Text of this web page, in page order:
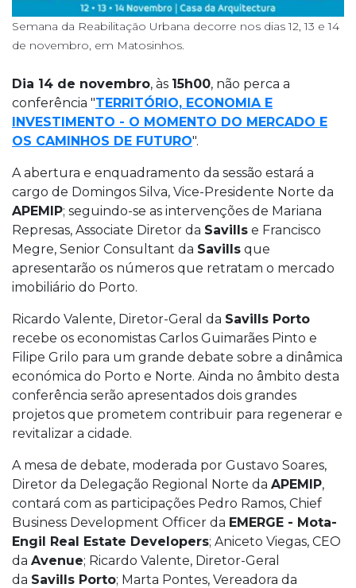
Semana da Reabilitação Urbana decorre nos dias 12, 13 e 14
de novembro, em Matosinhos.
Dia 14 de novembro, às 15h00, não perca a
conferência "TERRITÓRIO, ECONOMIA E
INVESTIMENTO - O MOMENTO DO MERCADO E
OS CAMINHOS DE FUTURO".
A abertura e enquadramento da sessão estará a
cargo de Domingos Silva, Vice-Presidente Norte da
APEMIP; seguindo-se as intervenções de Mariana
Represas, Associate Diretor da Savills e Francisco
Megre, Senior Consultant da Savills que
apresentarão os números que retratam o mercado
imobiliário do Porto.
Ricardo Valente, Diretor-Geral da Savills Porto
recebe os economistas Carlos Guimarães Pinto e
Filipe Grilo para um grande debate sobre a dinâmica
económica do Porto e Norte. Ainda no âmbito desta
conferência serão apresentados dois grandes
projetos que prometem contribuir para regenerar e
revitalizar a cidade.
A mesa de debate, moderada por Gustavo Soares,
Diretor da Delegação Regional Norte da APEMIP,
contará com as participações Pedro Ramos, Chief
Business Development Officer da EMERGE - Mota-
Engil Real Estate Developers; Aniceto Viegas, CEO
da Avenue; Ricardo Valente, Diretor-Geral
da Savills Porto; Marta Pontes, Vereadora da